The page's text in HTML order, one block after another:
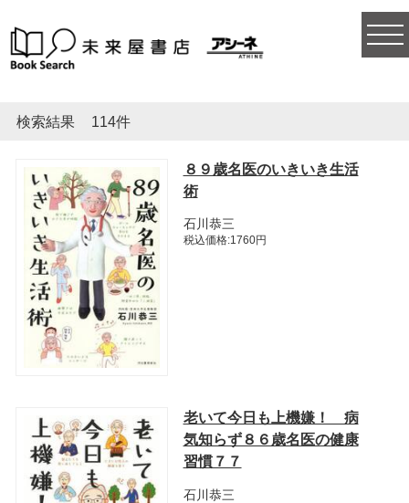
検索結果 114件
８９歳名医のいきいき生活
術
石川恭三
税込価格:1760円
老いて今日も上機嫌！ 病
気知らず８６歳名医の健康
習慣７７
石川恭三